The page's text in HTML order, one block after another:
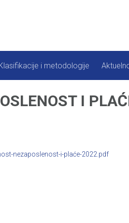
i metodologije
I
nezaposlenost-i-plaće-2022.pdf